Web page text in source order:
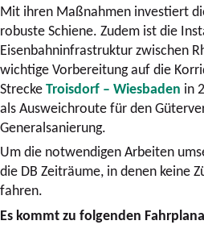
Mit ihren Maßnahmen investiert
robuste Schiene. Zudem ist die
Eisenbahninfrastruktur zwischen
wichtige Vorbereitung auf die
StreckeTroisdorf – Wiesbaden in
als Ausweichroute für den
Generalsanierung.
Um die notwendigen Arbeiten
die DB Zeiträume, in denen keine
fahren.
Es kommt zu folgenden